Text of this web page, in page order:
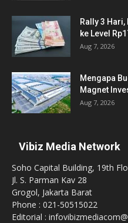
Rally 3
ke Level
Aug 7, 2026
Mengapa
Magnet
Aug 7, 2026
Vibiz Media Network
Soho Capital Building, 19th
Jl. S. Parman Kav 28
Grogol, Jakarta Barat
Phone : 021-50515022
Editorial :